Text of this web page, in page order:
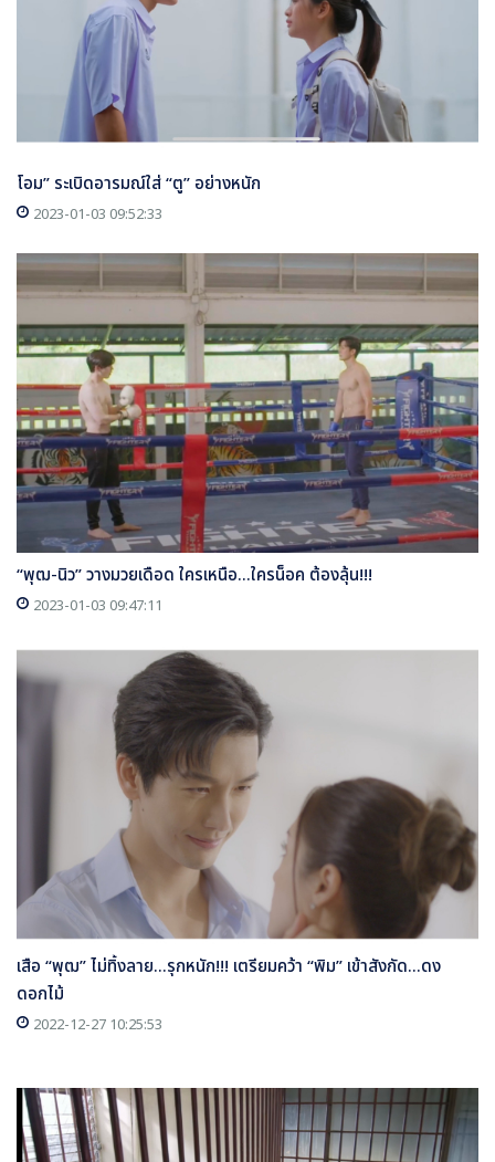
โอม” ระเบิดอารมณ์ใส่ “ตู” อย่างหนัก
2023-01-03 09:52:33
“พุฒ-นิว” วางมวยเดือด ใครเหนือ...ใครน็อค ต้องลุ้น!!!
2023-01-03 09:47:11
เสือ “พุฒ” ไม่ทิ้งลาย...รุกหนัก!!! เตรียมคว้า “พิม” เข้าสังกัด...ดง
ดอกไม้
2022-12-27 10:25:53